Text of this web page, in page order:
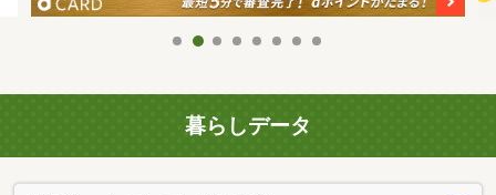
暮らしデータ